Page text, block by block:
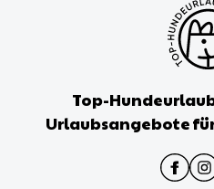
Top-
Urlaubsangebote